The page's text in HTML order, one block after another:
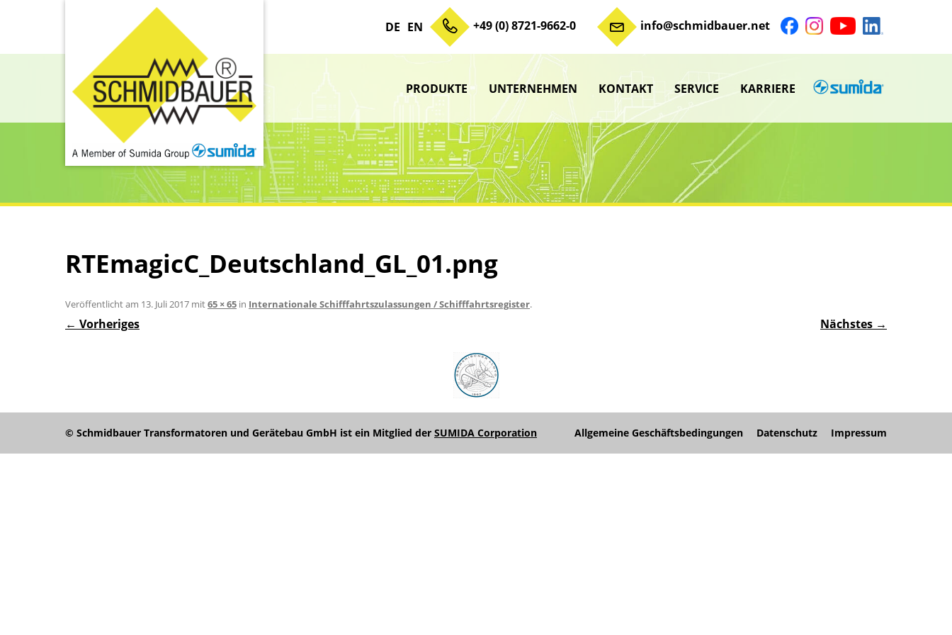
DE EN +49 (0) 8721-9662-0 info@schmidbauer.net
Zum Inhalt springen
PRODUKTE
Untermenü
anzeigen
Untermenü
anzeigen
Untermenü
anzeigen
UNTERNEHMEN KONTAKT SERVICE
Untermenü
KARRIERE SUMIDA
RTEmagicC_Deutschland_GL_01.png
Veröffentlicht am 13. Juli 2017 mit65 × 65 in Internationale Schifffahrtszulassungen / Schifffahrtsregister.
← Vorheriges Nächstes →
© Schmidbauer Transformatoren und Gerätebau GmbH ist ein Mitglied der SUMIDA Corporation Allgemeine Geschäftsbedingungen Datenschutz Impressum